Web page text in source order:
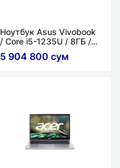
Ноутбук Asus Vivobook
/ Core i5-1235U / 8ГБ /
512ГБ / 15.6'' FHD IPS /
Intel UHD Graphics
5 904 800 сум